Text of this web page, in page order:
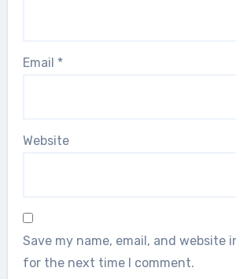
Email *
Website
Save my name, email, and website
for the next time I comment.